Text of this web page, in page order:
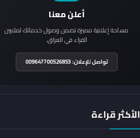
أعلن معنا
مساحة إعلانية مميزة تضمن وصول خدماتك لملايين
القراء في العراق.
تواصل للإعلان: 009647700526853
الأكثر قراءة